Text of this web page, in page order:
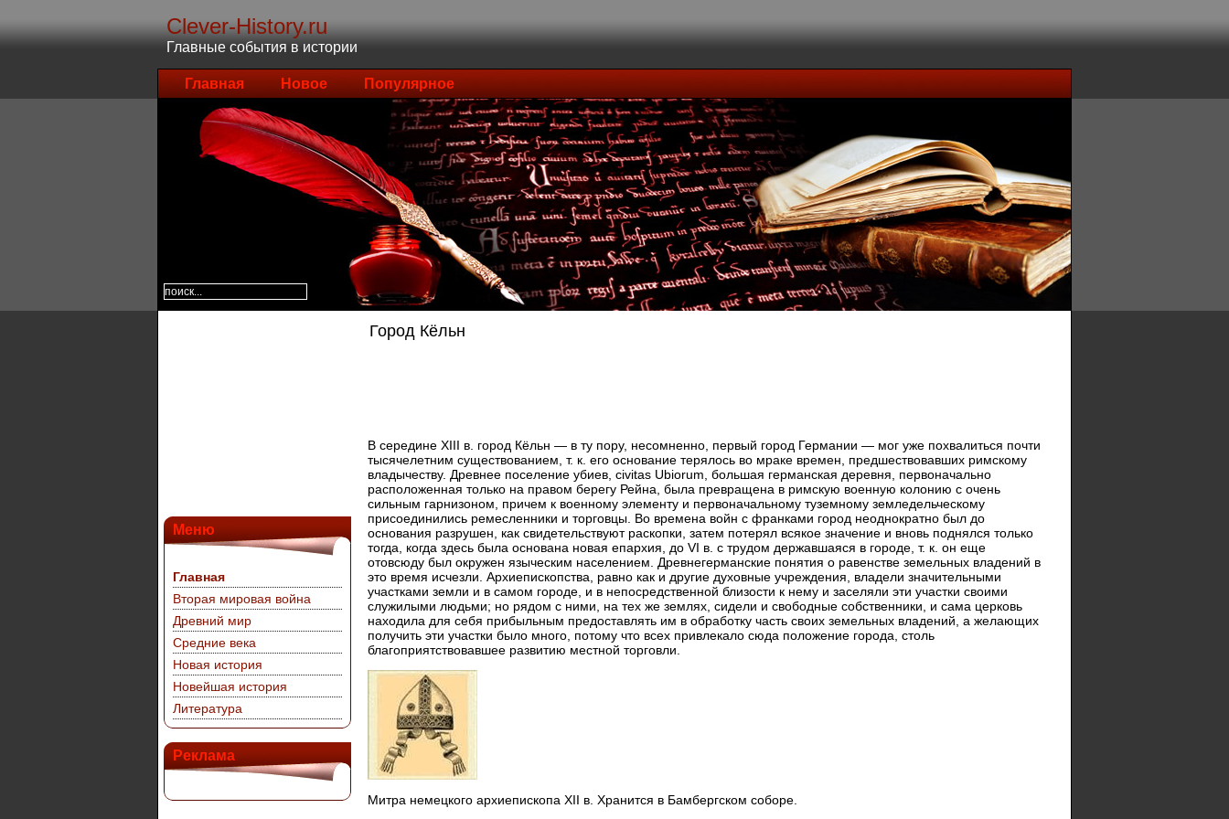
Clever-History.ru
Главные события в истории
Главная Новое Популярное
Меню
Главная
Вторая мировая война
Древний мир
Средние века
Новая история
Новейшая история
Литература
Реклама
Город Кёльн
В середине XIII в. город Кёльн — в ту пору, несомненно, первый город Германии — мог уже похвалиться почти
тысячелетним существованием, т. к. его основание терялось во мраке времен, предшествовавших римскому
владычеству. Древнее поселение убиев, civitas Ubiorum, большая германская деревня, первоначально
расположенная только на правом берегу Рейна, была превращена в римскую военную колонию с очень
сильным гарнизоном, причем к военному элементу и первоначальному туземному земледельческому
присоединились ремесленники и торговцы. Во времена войн с франками город неоднократно был до
основания разрушен, как свидетельствуют раскопки, затем потерял всякое значение и вновь поднялся только
тогда, когда здесь была основана новая епархия, до VI в. с трудом державшаяся в городе, т. к. он еще
отовсюду был окружен языческим населением. Древнегерманские понятия о равенстве земельных владений в
это время исчезли. Архиепископства, равно как и другие духовные учреждения, владели значительными
участками земли и в самом городе, и в непосредственной близости к нему и заселяли эти участки своими
служилыми людьми; но рядом с ними, на тех же землях, сидели и свободные собственники, и сама церковь
находила для себя прибыльным предоставлять им в обработку часть своих земельных владений, а желающих
получить эти участки было много, потому что всех привлекало сюда положение города, столь
благоприятствовавшее развитию местной торговли.
Митра немецкого архиепископа XII в. Хранится в Бамбергском соборе.